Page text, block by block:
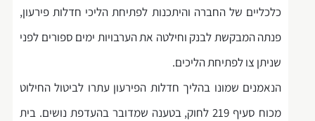
כלכליים של החברה והיתכנות לפתיחת הליכי חדלות פירעון,
פנתה המבקשת לבנק וחילטה את הערבויות ימים ספורים לפני
שניתן צו לפתיחת הליכים.
הנאמנים שמונו בהליך חדלות הפירעון עתרו לביטול החילוט
מכוח סעיף 219 לחוק, בטענה שמדובר בהעדפת נושים. בית